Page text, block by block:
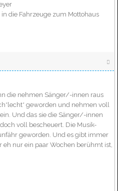
die Fahrzeuge zum Mottohaus
die nehmen Sänger/-innen raus
geworden und nehmen voll
Und das sie die Sänger/-innen
voll bescheuert. Die Musik-
geworden. Und es gibt immer
nur ein paar Wochen berühmt ist,